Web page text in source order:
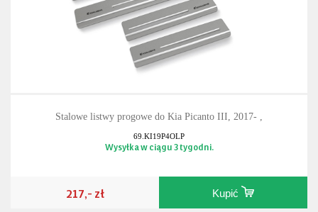
Stalowe listwy progowe do Kia Picanto III, 2017- ,
69.KI19P4OLP
Wysyłka w ciągu 3 tygodni.
217,- zł Kupić